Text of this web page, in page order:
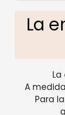
La
A
Para